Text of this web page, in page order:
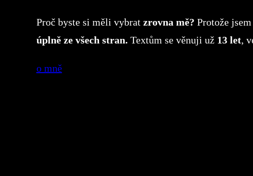
Proč byste si měli vybrat zrovna mě? Protože
úplně ze všech stran. Textům se věnuji už 13 let,
o mně